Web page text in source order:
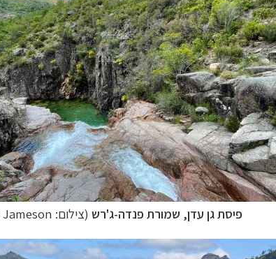
פיסת גן עדן, שמורת פנדה-ג'רש (צילום: Zed Jameson)